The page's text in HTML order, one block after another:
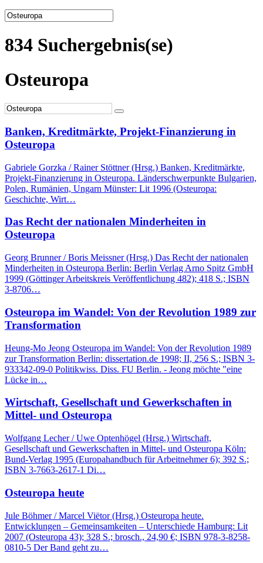
834 Suchergebnis(se)
Osteuropa
Banken, Kreditmärkte, Projekt-Finanzierung in
Osteuropa
Gabriele Gorzka / Rainer Stöttner (Hrsg.) Banken, Kreditmärkte,
Projekt-Finanzierung in Osteuropa. Länderschwerpunkte Bulgarien,
Polen, Rumänien, Ungarn Münster: Lit 1996 (Osteuropa:
Geschichte, Wirt…
Das Recht der nationalen Minderheiten in
Osteuropa
Georg Brunner / Boris Meissner (Hrsg.) Das Recht der nationalen
Minderheiten in Osteuropa Berlin: Berlin Verlag Arno Spitz GmbH
1999 (Göttinger Arbeitskreis Veröffentlichung 482); 418 S.; ISBN
3-8706…
Osteuropa im Wandel: Von der Revolution 1989 zur
Transformation
Heung-Mo Jeong Osteuropa im Wandel: Von der Revolution 1989
zur Transformation Berlin: dissertation.de 1998; II, 256 S.; ISBN 3-
933342-09-0 Politikwiss. Diss. FU Berlin. - Jeong möchte "eine
Lücke in…
Wirtschaft, Gesellschaft und Gewerkschaften in
Mittel- und Osteuropa
Wolfgang Lecher / Uwe Optenhögel (Hrsg.) Wirtschaft,
Gesellschaft und Gewerkschaften in Mittel- und Osteuropa Köln:
Bund-Verlag 1995 (Europahandbuch für Arbeitnehmer 6); 392 S.;
ISBN 3-7663-2617-1 Di…
Osteuropa heute
Jule Böhmer / Marcel Viëtor (Hrsg.) Osteuropa heute.
Entwicklungen – Gemeinsamkeiten – Unterschiede Hamburg: Lit
2007 (Osteuropa 43); 328 S.; brosch., 24,90 €; ISBN 978-3-8258-
0810-5 Der Band geht zu…